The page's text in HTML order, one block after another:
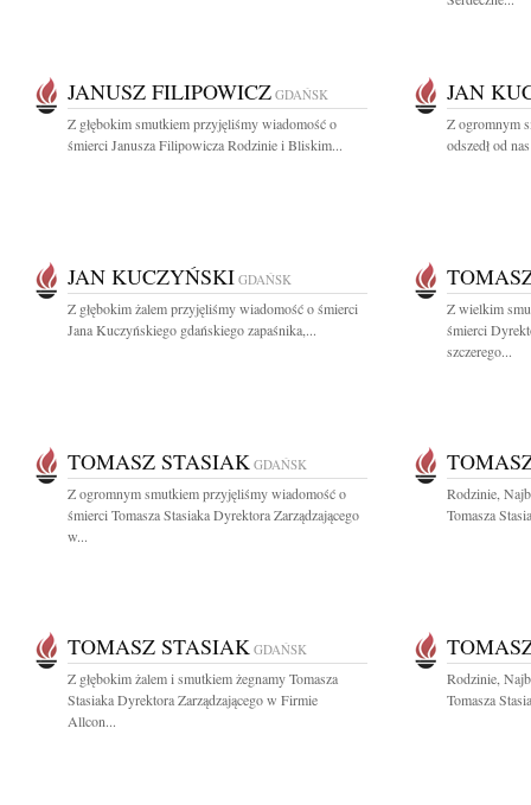
JANUSZ FILIPOWICZ GDAŃSK
Z głębokim smutkiem przyjęliśmy wiadomość o
śmierci Janusza Filipowicza Rodzinie i Bliskim...
JAN
Z ogromnym
odszedł od
JAN KUCZYŃSKI GDAŃSK
Z głębokim żalem przyjęliśmy wiadomość o śmierci
Jana Kuczyńskiego gdańskiego zapaśnika,...
Z wielkim
śmierci
szczerego...
TOMASZ STASIAK GDAŃSK
Z ogromnym smutkiem przyjęliśmy wiadomość o
śmierci Tomasza Stasiaka Dyrektora Zarządzającego
w...
Rodzinie,
Tomasza
TOMASZ STASIAK GDAŃSK
Z głębokim żalem i smutkiem żegnamy Tomasza
Stasiaka Dyrektora Zarządzającego w Firmie
Allcon...
Rodzinie,
Tomasza